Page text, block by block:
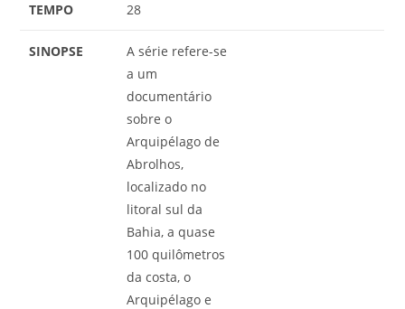
TEMPO 28
SINOPSE
A série refere-se
a um
documentário
sobre o
Arquipélago de
Abrolhos,
localizado no
litoral sul da
Bahia, a quase
100 quilômetros
da costa, o
Arquipélago e